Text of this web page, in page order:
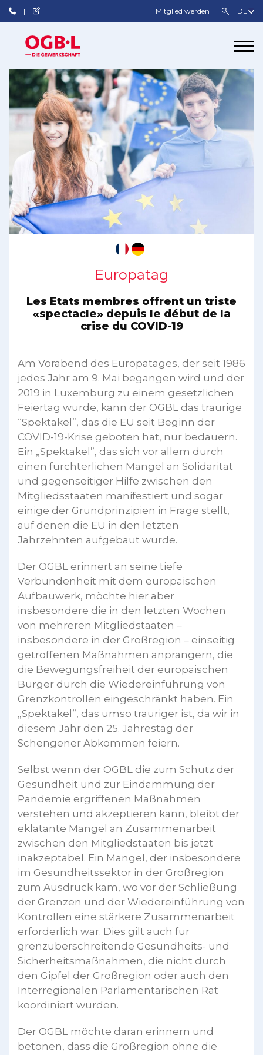
Mitglied werden
Europatag
Les Etats membres offrent un triste
«spectacle» depuis le début de la
crise du COVID-19
Am Vorabend des Europatages, der seit 1986
jedes Jahr am 9. Mai begangen wird und der
2019 in Luxemburg zu einem gesetzlichen
Feiertag wurde, kann der OGBL das traurige
“Spektakel”, das die EU seit Beginn der
COVID-19-Krise geboten hat, nur bedauern.
Ein „Spektakel”, das sich vor allem durch
einen fürchterlichen Mangel an Solidarität
und gegenseitiger Hilfe zwischen den
Mitgliedsstaaten manifestiert und sogar
einige der Grundprinzipien in Frage stellt,
auf denen die EU in den letzten
Jahrzehnten aufgebaut wurde.
Der OGBL erinnert an seine tiefe
Verbundenheit mit dem europäischen
Aufbauwerk, möchte hier aber
insbesondere die in den letzten Wochen
von mehreren Mitgliedstaaten –
insbesondere in der Großregion – einseitig
getroffenen Maßnahmen anprangern, die
die Bewegungsfreiheit der europäischen
Bürger durch die Wiedereinführung von
Grenzkontrollen eingeschränkt haben. Ein
„Spektakel”, das umso trauriger ist, da wir in
diesem Jahr den 25. Jahrestag der
Schengener Abkommen feiern.
Selbst wenn der OGBL die zum Schutz der
Gesundheit und zur Eindämmung der
Pandemie ergriffenen Maßnahmen
verstehen und akzeptieren kann, bleibt der
eklatante Mangel an Zusammenarbeit
zwischen den Mitgliedstaaten bis jetzt
inakzeptabel. Ein Mangel, der insbesondere
im Gesundheitssektor in der Großregion
zum Ausdruck kam, wo vor der Schließung
der Grenzen und der Wiedereinführung von
Kontrollen eine stärkere Zusammenarbeit
erforderlich war. Dies gilt auch für
grenzüberschreitende Gesundheits- und
Sicherheitsmaßnahmen, die nicht durch
den Gipfel der Großregion oder auch den
Interregionalen Parlamentarischen Rat
koordiniert wurden.
Der OGBL möchte daran erinnern und
betonen, dass die Großregion ohne die